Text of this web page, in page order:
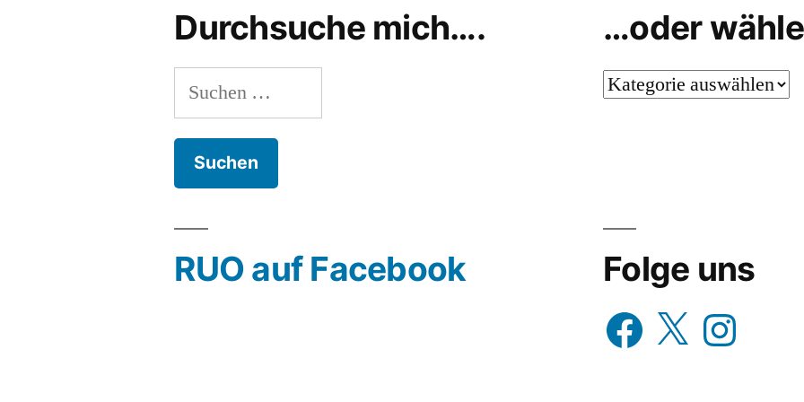
Durchsuche mich….
Suchen
nach:
…oder
…
RUO auf Facebook Folge uns
Facebook
X Instagram